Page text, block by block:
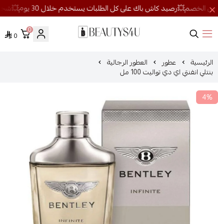
روائح الجمال
0
0
الرئيسية عطور العطور الرجالية
بنتلي انفنتي اي دي تواليت 100 مل
4%